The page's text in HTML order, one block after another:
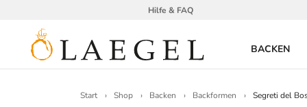
Hilfe & FAQ
BACKEN
Start Shop Backen Backformen Segreti del